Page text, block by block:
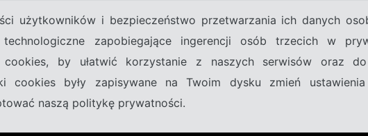
użytkowników i bezpieczeństwo przetwarzania ich danych
zapobiegające ingerencji osób trzecich w
by ułatwić korzystanie z naszych serwisów oraz
cookies były zapisywane na Twoim dysku zmień
naszą politykę prywatności.